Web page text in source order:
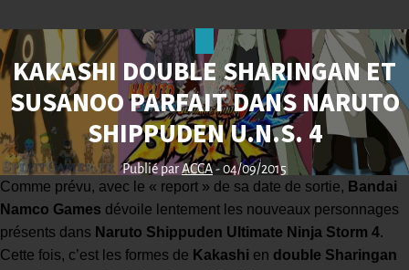
KAKASHI DOUBLE SHARINGAN ET
SUSANOO PARFAIT DANS NARUTO
SHIPPUDEN U.N.S. 4
Publié parACCA- 04/09/2015
Comme prévu, avec le « report » de sa date de sortie, Bandai
Namco Games dévoile lentement les nouveaux personnages
présents dans Naruto Shippuden Ultimate Ninja Storm 4.
Cette fois, c’est les formes de Kakashi en double Sharingan